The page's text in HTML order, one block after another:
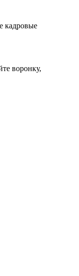
кадровые
воронку,